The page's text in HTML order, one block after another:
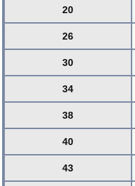
20
26
30
34
38
40
43